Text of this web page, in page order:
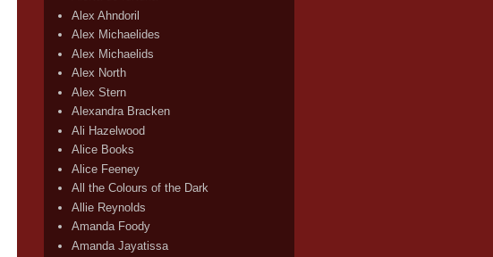
Alex Ahndoril
Alex Michaelides
Alex Michaelids
Alex North
Alex Stern
Alexandra Bracken
Ali Hazelwood
Alice Books
Alice Feeney
All the Colours of the Dark
Allie Reynolds
Amanda Foody
Amanda Jayatissa